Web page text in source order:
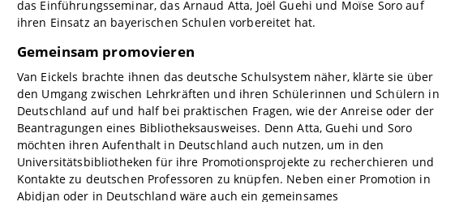
das Einführungsseminar, das Arnaud Atta, Joël Guehi und Moïse Soro auf
ihren Einsatz an bayerischen Schulen vorbereitet hat.
Gemeinsam promovieren
Van Eickels brachte ihnen das deutsche Schulsystem näher, klärte sie über
den Umgang zwischen Lehrkräften und ihren Schülerinnen und Schülern in
Deutschland auf und half bei praktischen Fragen, wie der Anreise oder der
Beantragungen eines Bibliotheksausweises. Denn Atta, Guehi und Soro
möchten ihren Aufenthalt in Deutschland auch nutzen, um in den
Universitätsbibliotheken für ihre Promotionsprojekte zu recherchieren und
Kontakte zu deutschen Professoren zu knüpfen. Neben einer Promotion in
Abidjan oder in Deutschland wäre auch ein gemeinsames